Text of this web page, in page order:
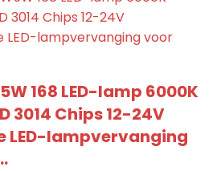
168 LED-lamp 6000K
3014 Chips 12-24V
LED-lampvervanging